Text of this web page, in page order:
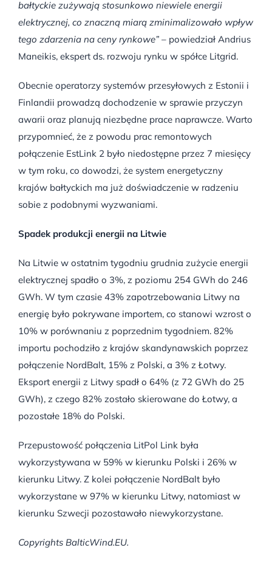
bałtyckie zużywają stosunkowo niewiele energii
elektrycznej, co znaczną miarą zminimalizowało wpływ
tego zdarzenia na ceny rynkowe” – powiedział Andrius
Maneikis, ekspert ds. rozwoju rynku w spółce Litgrid.
Obecnie operatorzy systemów przesyłowych z Estonii i
Finlandii prowadzą dochodzenie w sprawie przyczyn
awarii oraz planują niezbędne prace naprawcze. Warto
przypomnieć, że z powodu prac remontowych
połączenie EstLink 2 było niedostępne przez 7 miesięcy
w tym roku, co dowodzi, że system energetyczny
krajów bałtyckich ma już doświadczenie w radzeniu
sobie z podobnymi wyzwaniami.
Spadek produkcji energii na Litwie
Na Litwie w ostatnim tygodniu grudnia zużycie energii
elektrycznej spadło o 3%, z poziomu 254 GWh do 246
GWh. W tym czasie 43% zapotrzebowania Litwy na
energię było pokrywane importem, co stanowi wzrost o
10% w porównaniu z poprzednim tygodniem. 82%
importu pochodziło z krajów skandynawskich poprzez
połączenie NordBalt, 15% z Polski, a 3% z Łotwy.
Eksport energii z Litwy spadł o 64% (z 72 GWh do 25
GWh), z czego 82% zostało skierowane do Łotwy, a
pozostałe 18% do Polski.
Przepustowość połączenia LitPol Link była
wykorzystywana w 59% w kierunku Polski i 26% w
kierunku Litwy. Z kolei połączenie NordBalt było
wykorzystane w 97% w kierunku Litwy, natomiast w
kierunku Szwecji pozostawało niewykorzystane.
Copyrights BalticWind.EU.